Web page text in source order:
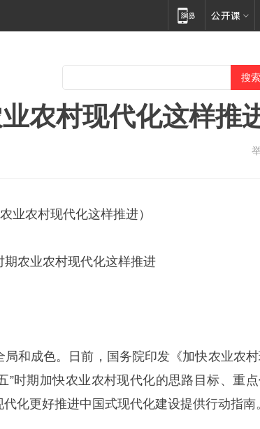
农村现代化这样推
业农村现代化这样推进）
期农业农村现代化这样推进
和成色。日前，国务院印发《加快农业农
”时期加快农业农村现代化的思路目标、重
化更好推进中国式现代化建设提供行动指南